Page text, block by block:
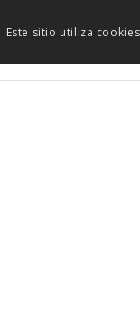
Este sitio utiliza